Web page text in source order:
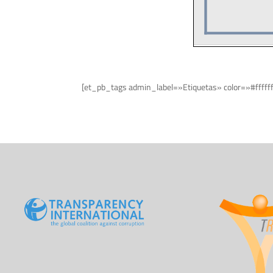
[et_pb_tags admin_label=»Etiquetas»